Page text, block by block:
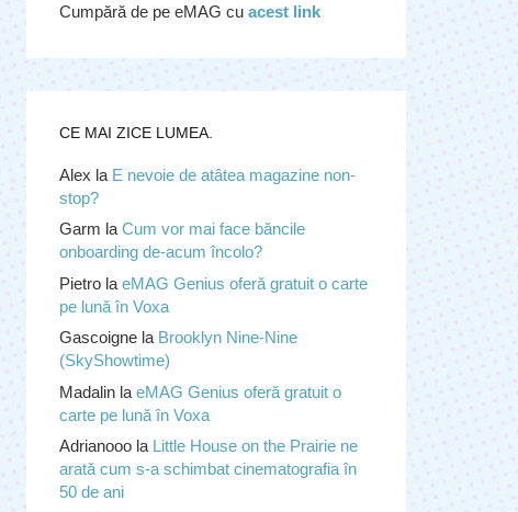
Cumpără de pe eMAG cu acest link
CE MAI ZICE LUMEA.
Alex la E nevoie de atâtea magazine non-
stop?
Garm la Cum vor mai face băncile
onboarding de-acum încolo?
Pietrola eMAG Genius oferă gratuit o carte
pe lună în Voxa
Gascoignela Brooklyn Nine-Nine
(SkyShowtime)
Madalinla eMAG Genius oferă gratuit o
carte pe lună în Voxa
Adrianooola Little House on the Prairie ne
arată cum s-a schimbat cinematografia în
50 de ani